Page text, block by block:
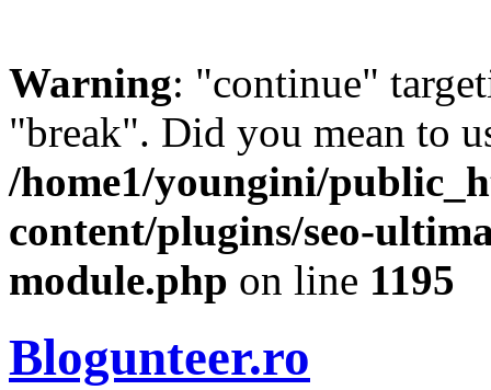
Warning: "continue"
"break". Did you mean to
/home1/youngini/
content/plugins/seo-
module.php on line 1195
Blogunteer.ro